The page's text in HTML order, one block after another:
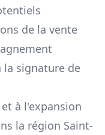
de la vente
la signature de
à l'expansion
la région Saint-